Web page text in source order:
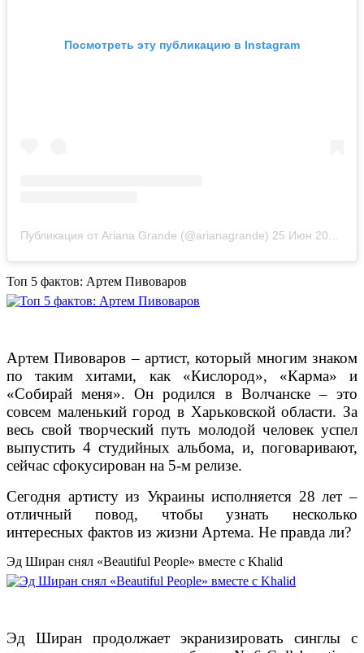
Посмотреть эту публикацию в Instagram
Публикация от Ariana Grande (@arianagrande) 25 Июн 2019 в 10:23 PDT
Топ 5 фактов: Артем Пивоваров
Артем Пивоваров – артист, который многим знаком
по таким хитами, как «Кислород», «Карма» и
«Собирай меня». Он родился в Волчанске – это
совсем маленький город в Харьковской области. За
весь свой творческий путь молодой человек успел
выпустить 4 студийных альбома, и, поговаривают,
сейчас сфокусирован на 5-м релизе.
Сегодня артисту из Украины исполняется 28 лет –
отличный повод, чтобы узнать несколько
интересных фактов из жизни Артема. Не правда ли?
Эд Ширан снял «Beautiful People» вместе с Khalid
Эд Ширан продолжает экранизировать синглы с